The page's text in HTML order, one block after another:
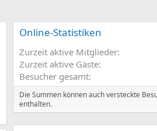
Online-Statistiken
Zurzeit aktive Mitglieder
Zurzeit aktive Gäste
Besucher gesamt
Die Summen können auch versteckte
enthalten.